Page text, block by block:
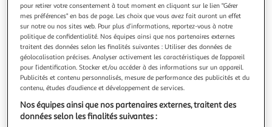
4.8 (6)
ULTIMA
Sticks dentaires mini snack action 4 en 1 pour petit
chien
Les sticks dentaires Ultima ont été formulés et conçus pour
les petits chiens de 3 à 10 kg, avec une action 4 en 1 aux
résultats scientifiquement prouvés* ! Parfait pour un rituel
quotidien, avec 1 stick par jour. *Étude scientifique. forme
En savoir +
90g 7 sticks
pour retirer votre consentement à tout moment en cliquant sur le lien "Gérer
mes préférences" en bas de page. Les choix que vous avez fait auront un effet
sur notre ou nos sites web. Pour plus d’informations, reportez-vous à notre
politique de confidentialité. Nos équipes ainsi que nos partenaires externes
traitent des données selon les finalités suivantes : Utiliser des données de
géolocalisation précises. Analyser activement les caractéristiques de l’appareil
pour l’identification. Stocker et/ou accéder à des informations sur un appareil.
Publicités et contenu personnalisés, mesure de performance des publicités et du
contenu, études d’audience et développement de services.
Nos équipes ainsi que nos partenaires externes, traitent des
données selon les finalités suivantes :